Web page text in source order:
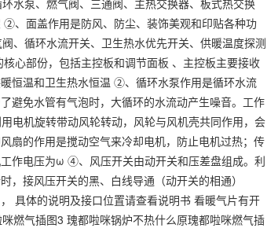
水泵、燃气阀、三通阀、主热交换器、板式热交换
、面盖作用是防风、防尘、装饰美观和印贴各种功
、循环水流开关、卫生热水优先开关、供暖温度探测
心部份，包括主控板和调节面板 、主控板主要接收
恒温和卫生热水恒温 ②、循环水泵作用是循环水流
避免水管有气泡时，大循环的水流动产生噪音。工作
电机旋转带动风轮转动，风轮与风机壳共同作用，会
扇的作用是搅动空气来冷却电机，防止电机过热；传
作电压为ω ④、风压开关由动开关和压差盘组成。利
接风压开关的黑、白线导通（动开关的相通）
具体的说明及接口位置请查看说明书 看暖气片有开
燃气插图3 瑰都啦咪锅炉不热什么原瑰都啦咪燃气插